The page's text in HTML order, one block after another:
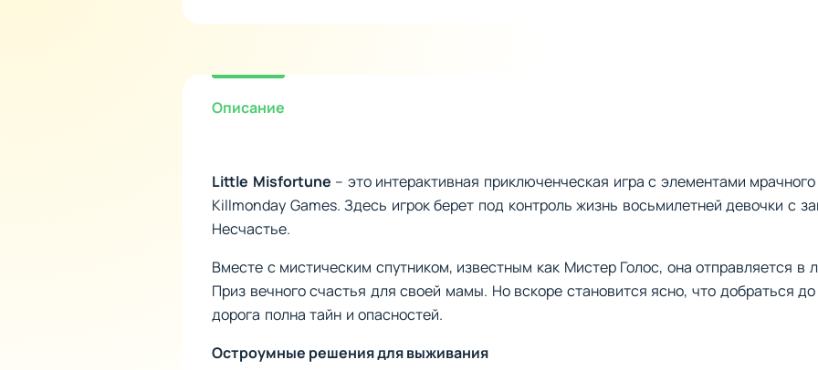
Описание
Little Misfortune – это интерактивная приключенческая игра с элементами
Killmonday Games. Здесь игрок берет под контроль жизнь восьмилетней девочки с
Несчастье.
Вместе с мистическим спутником, известным как Мистер Голос, она отправляется в
Приз вечного счастья для своей мамы. Но вскоре становится ясно, что добраться
дорога полна тайн и опасностей.
Остроумные решения для выживания